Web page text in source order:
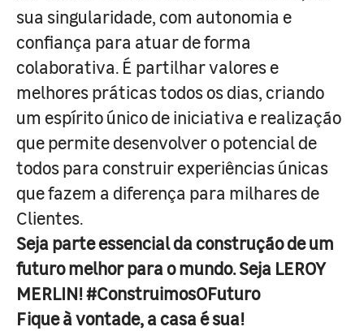
sua singularidade, com autonomia e
confiança para atuar de forma
colaborativa. É partilhar valores e
melhores práticas todos os dias, criando
um espírito único de iniciativa e realização
que permite desenvolver o potencial de
todos para construir experiências únicas
que fazem a diferença para milhares de
Clientes.
Seja parte essencial da construção de um
futuro melhor para o mundo. Seja LEROY
MERLIN! #ConstruimosOFuturo
Fique à vontade, a casa é sua!